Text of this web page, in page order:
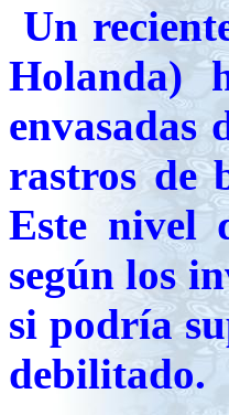
Un
Holanda)
envasadas
rastros de
Este nivel
según los
si podría
debilitado.